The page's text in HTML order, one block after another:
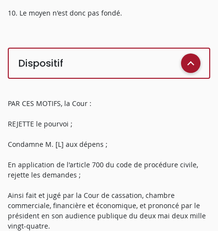
10. Le moyen n'est donc pas fondé.
Dispositif
PAR CES MOTIFS, la Cour :
REJETTE le pourvoi ;
Condamne M. [L] aux dépens ;
En application de l'article 700 du code de procédure civile,
rejette les demandes ;
Ainsi fait et jugé par la Cour de cassation, chambre
commerciale, financière et économique, et prononcé par le
président en son audience publique du deux mai deux mille
vingt-quatre.